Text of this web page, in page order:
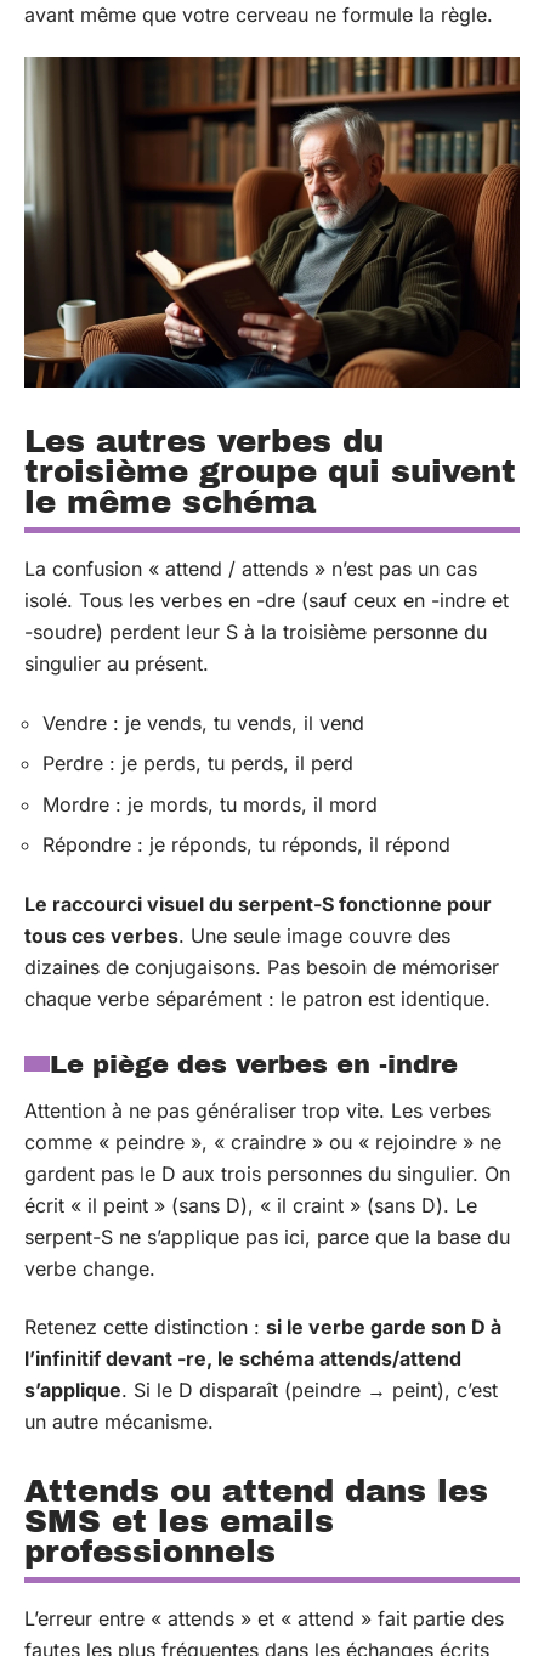
avant même que votre cerveau ne formule la règle.
Les autres verbes du
troisième groupe qui suivent
le même schéma
La confusion « attend / attends » n’est pas un cas
isolé. Tous les verbes en -dre (sauf ceux en -indre et
-soudre) perdent leur S à la troisième personne du
singulier au présent.
Vendre : je vends, tu vends, il vend
Perdre : je perds, tu perds, il perd
Mordre : je mords, tu mords, il mord
Répondre : je réponds, tu réponds, il répond
Le raccourci visuel du serpent-S fonctionne pour
tous ces verbes. Une seule image couvre des
dizaines de conjugaisons. Pas besoin de mémoriser
chaque verbe séparément : le patron est identique.
Le piège des verbes en -indre
Attention à ne pas généraliser trop vite. Les verbes
comme « peindre », « craindre » ou « rejoindre » ne
gardent pas le D aux trois personnes du singulier. On
écrit « il peint » (sans D), « il craint » (sans D). Le
serpent-S ne s’applique pas ici, parce que la base du
verbe change.
Retenez cette distinction : si le verbe garde son D à
l’infinitif devant -re, le schéma attends/attend
s’applique. Si le D disparaît (peindre → peint), c’est
un autre mécanisme.
Attends ou attend dans les
SMS et les emails
professionnels
L’erreur entre « attends » et « attend » fait partie des
fautes les plus fréquentes dans les échanges écrits